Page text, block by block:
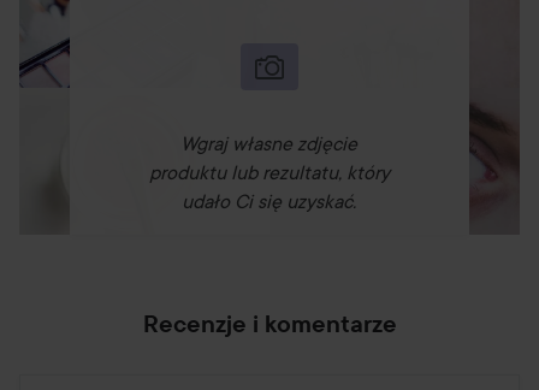
Wgraj własne zdjęcie
produktu lub rezultatu, który
udało Ci się uzyskać.
Recenzje i komentarze